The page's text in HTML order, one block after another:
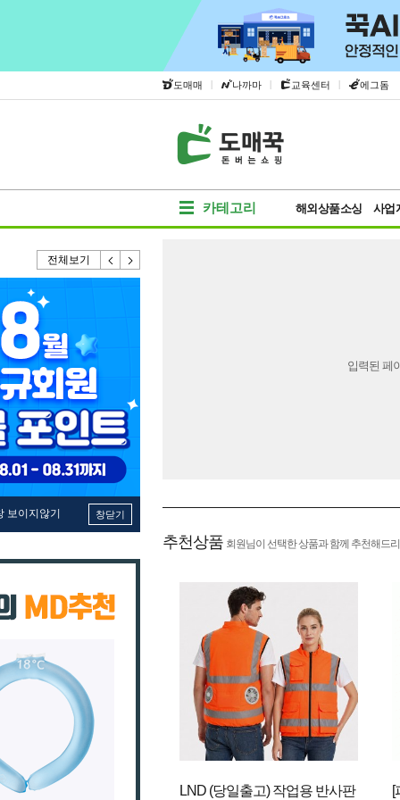
도매매 | 나까마 | 교육센터 | 에그돔
카테고리 해외상품소싱 사업
전체보기
보이지않기 창닫기
입력된 페
추천상품 회원님이 선택한 상품과 함께 추천해드
LND (당일출고) 작업용 반사판 [